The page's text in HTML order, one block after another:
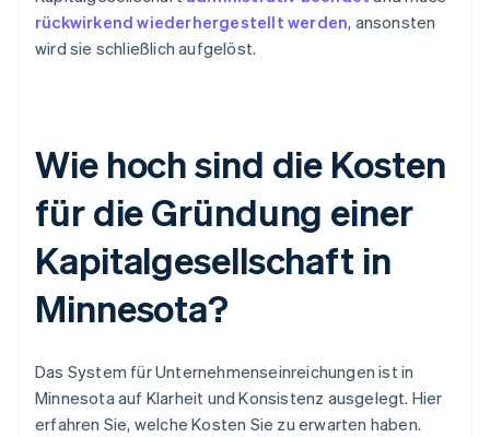
rückwirkend wiederhergestellt werden, ansonsten
wird sie schließlich aufgelöst.
Wie hoch sind die Kosten
für die Gründung einer
Kapitalgesellschaft in
Minnesota?
Das System für Unternehmenseinreichungen ist in
Minnesota auf Klarheit und Konsistenz ausgelegt. Hier
erfahren Sie, welche Kosten Sie zu erwarten haben.